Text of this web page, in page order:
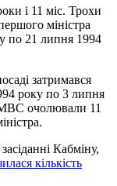
і 11 міс. Трохи
міністра
по 21 липня 1994
затримався
року по 3 липня
МВС очолювали 11
Кабміну,
кількість